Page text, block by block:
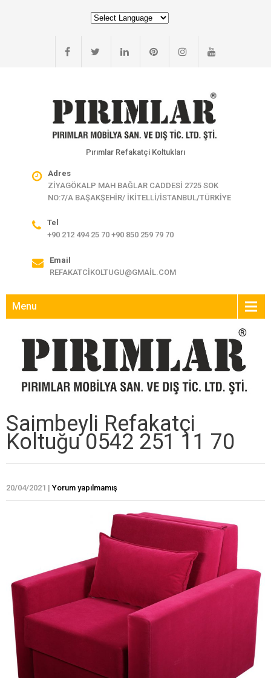
Pırımlar Refakatçi Koltukları
Adres
ZİYAGÖKALP MAH BAĞLAR CADDESİ 2725 SOK
NO:7/A BAŞAKŞEHİR/ İKİTELLİ/İSTANBUL/TÜRKİYE
Tel
+90 212 494 25 70 +90 850 259 79 70
Email
REFAKATCIKOLTUGU@GMAIL.COM
Menu
Saimbeyli Refakatçi
Koltuğu 0542 251 11 70
20/04/2021 | Yorum yapılmamış